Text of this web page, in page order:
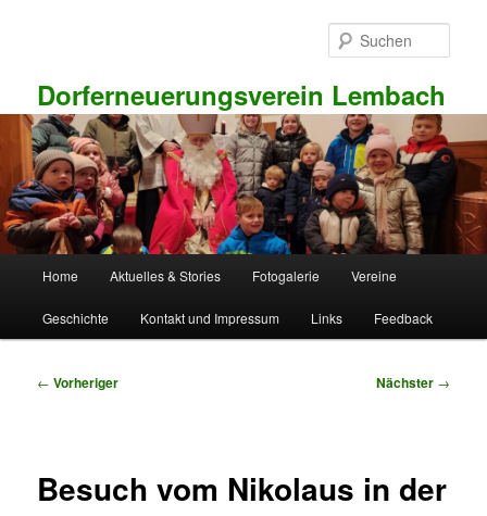
Dorferneuerungsverein Lembach
Home Aktuelles & Stories Fotogalerie Vereine
Geschichte Kontakt und Impressum Links Feedback
Beitragsnavigation
← Vorheriger Nächster →
Besuch vom Nikolaus in der